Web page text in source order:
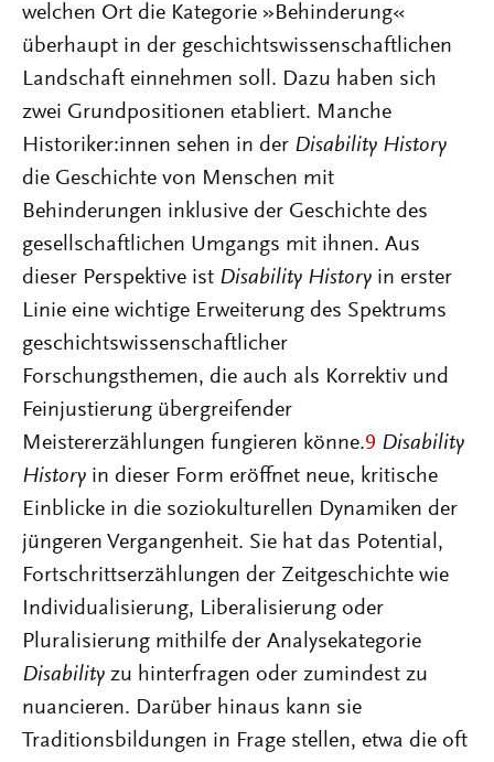
welchen Ort die Kategorie »Behinderung«
überhaupt in der geschichtswissenschaftlichen
Landschaft einnehmen soll. Dazu haben sich
zwei Grundpositionen etabliert. Manche
Historiker:innen sehen in der Disability History
die Geschichte von Menschen mit
Behinderungen inklusive der Geschichte des
gesellschaftlichen Umgangs mit ihnen. Aus
dieser Perspektive ist Disability History in erster
Linie eine wichtige Erweiterung des Spektrums
geschichtswissenschaftlicher
Forschungsthemen, die auch als Korrektiv und
Feinjustierung übergreifender
Meistererzählungen fungieren könne.9 Disability
History in dieser Form eröffnet neue, kritische
Einblicke in die soziokulturellen Dynamiken der
jüngeren Vergangenheit. Sie hat das Potential,
Fortschrittserzählungen der Zeitgeschichte wie
Individualisierung, Liberalisierung oder
Pluralisierung mithilfe der Analysekategorie
Disability zu hinterfragen oder zumindest zu
nuancieren. Darüber hinaus kann sie
Traditionsbildungen in Frage stellen, etwa die oft